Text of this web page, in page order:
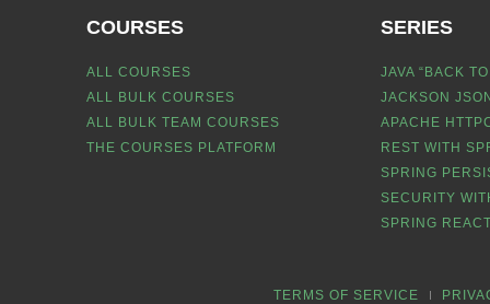
COURSES
ALL COURSES
ALL BULK COURSES
ALL BULK TEAM COURSES
THE COURSES PLATFORM
SERIES
JAVA “BACK
JACKSON
APACHE
REST WITH
SPRING
SECURITY
SPRING
TERMS OF SERVICE